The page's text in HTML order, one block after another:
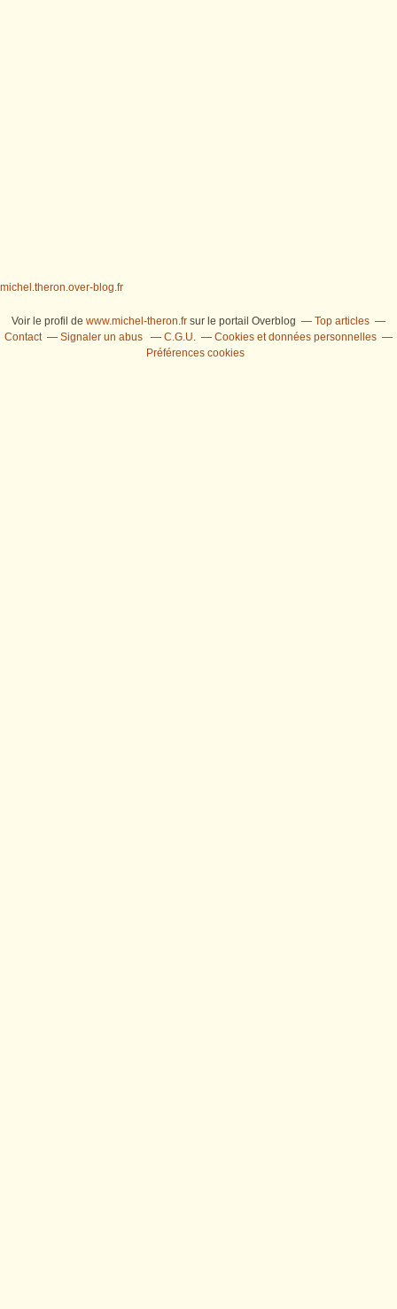
michel.theron.over-blog.fr
Voir le profil de www.michel-theron.fr sur le portail Overblog
Top articles
Contact
Signaler un abus C.G.U.
Cookies et données personnelles
Préférences cookies